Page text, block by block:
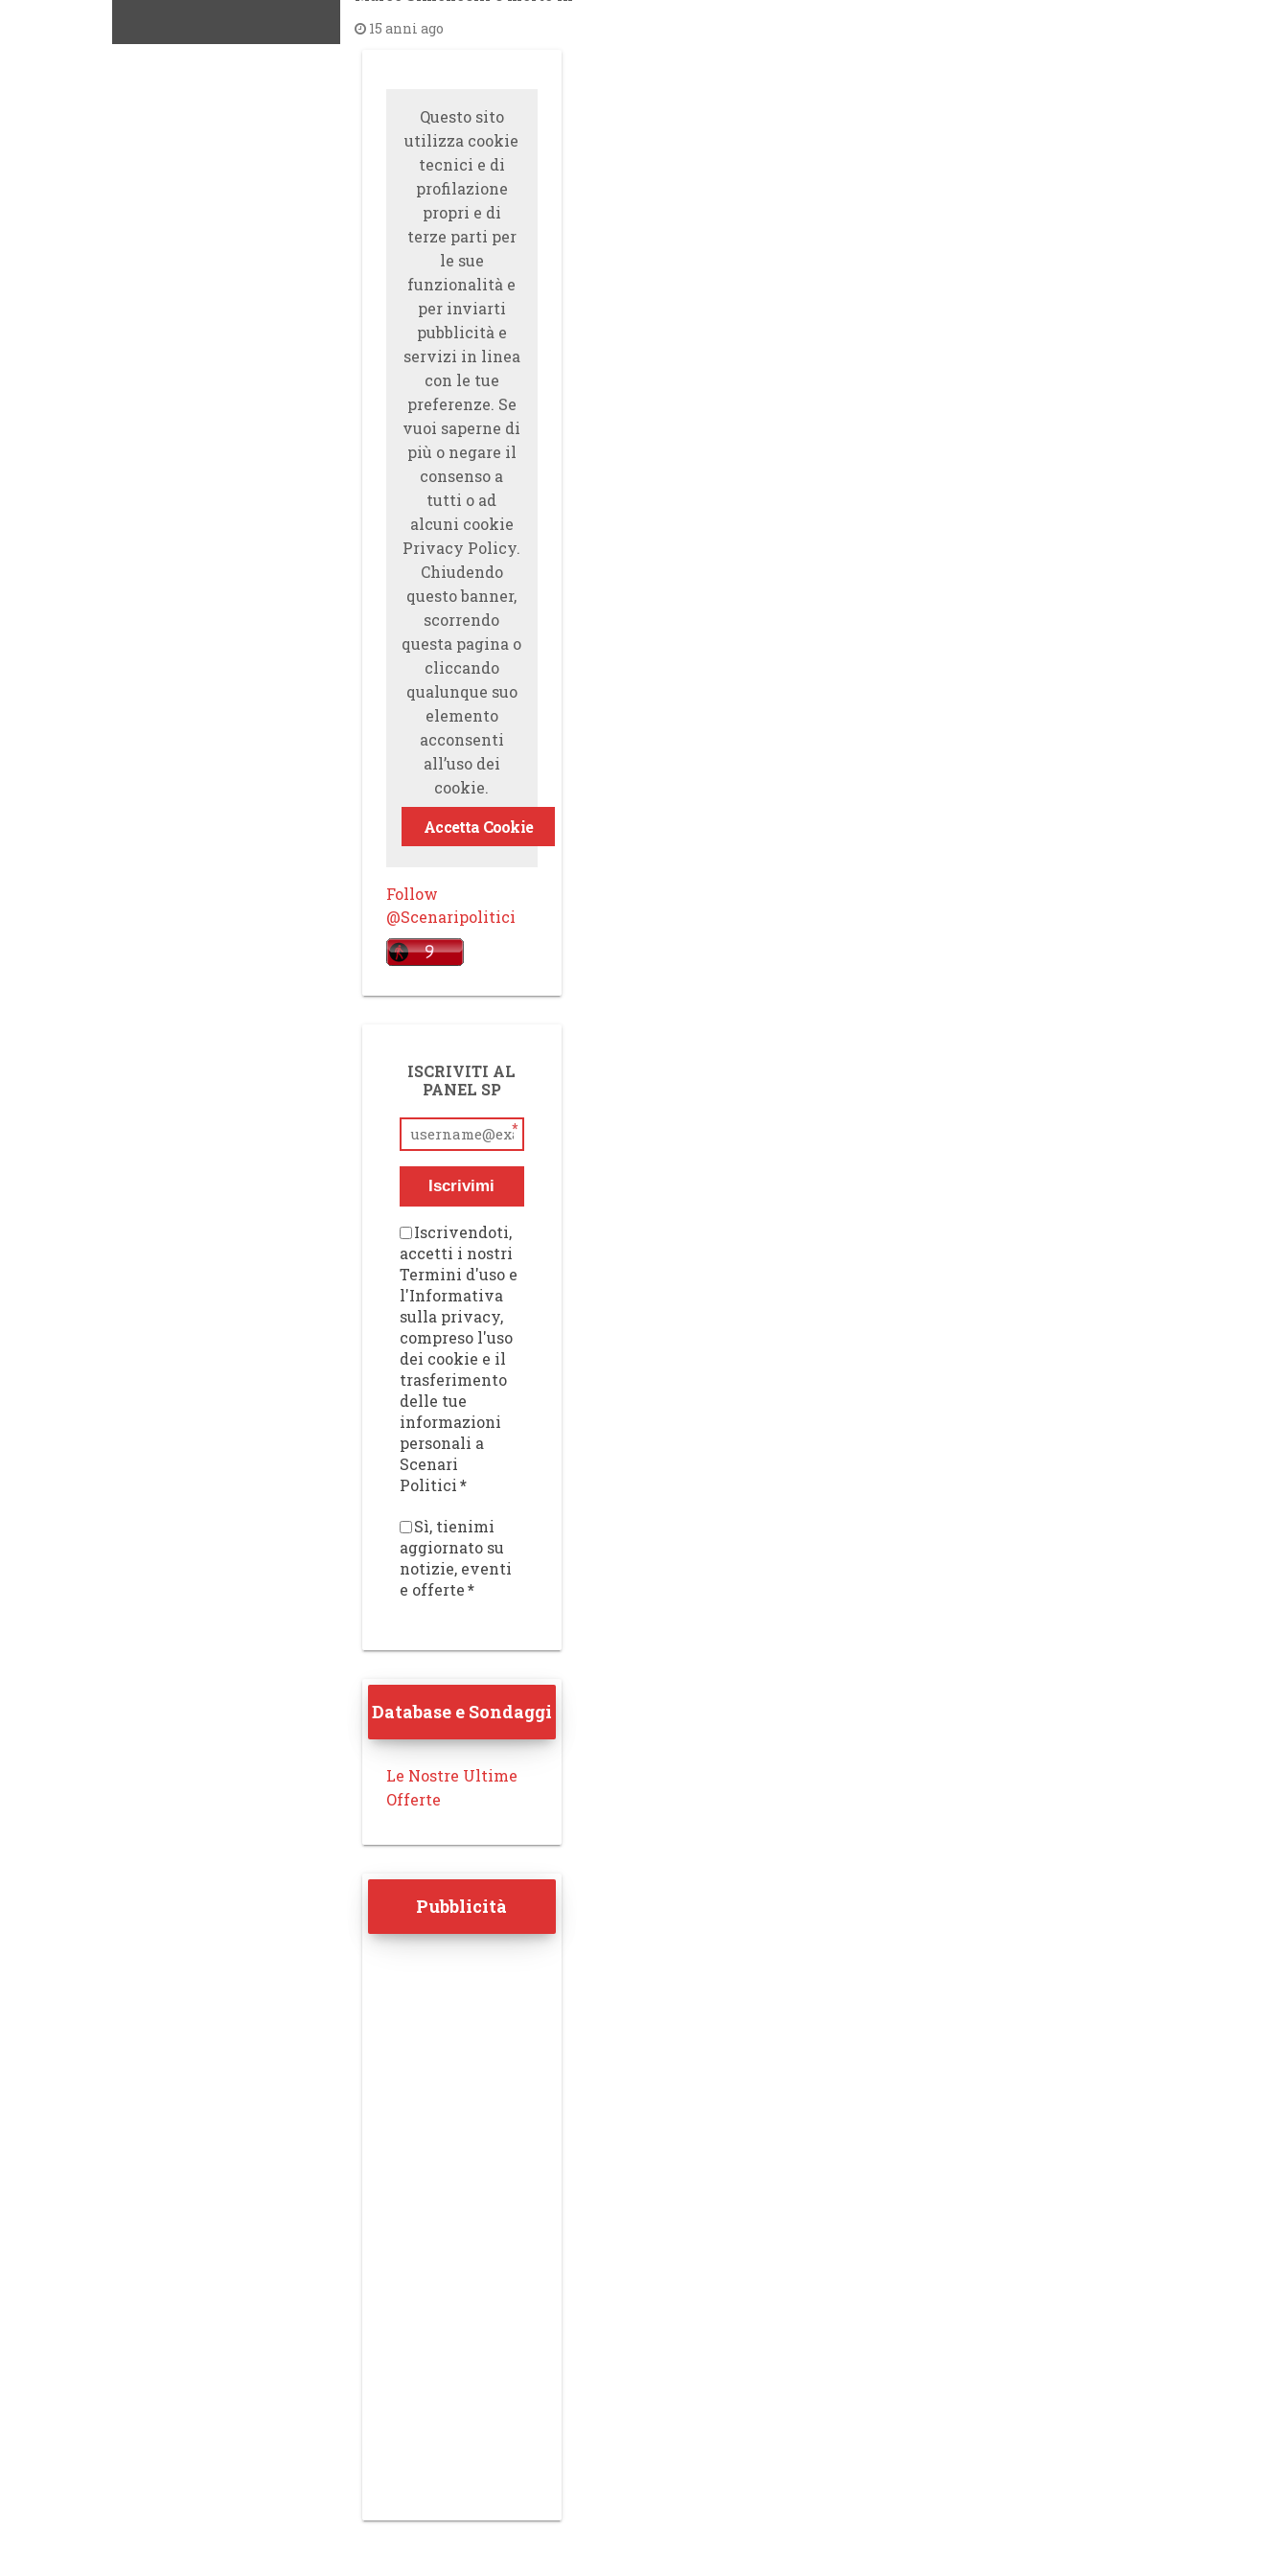
15 anni ago
Questo sito
utilizza cookie
tecnici e di
profilazione
propri e di
terze parti per
le sue
funzionalità e
per inviarti
pubblicità e
servizi in linea
con le tue
preferenze. Se
vuoi saperne di
più o negare il
consenso a
tutti o ad
alcuni cookie
Privacy Policy.
Chiudendo
questo banner,
scorrendo
questa pagina o
cliccando
qualunque suo
elemento
acconsenti
all’uso dei
cookie.
Accetta Cookie
Follow
@Scenaripolitici
ISCRIVITI AL
PANEL SP
*
Iscrivimi
Iscrivendoti,
accetti i nostri
Termini d'uso e
l'Informativa
sulla privacy,
compreso l'uso
dei cookie e il
trasferimento
delle tue
informazioni
personali a
Scenari
Politici*
Sì, tienimi
aggiornato su
notizie, eventi
e offerte*
Database e Sondaggi
Le Nostre Ultime
Offerte
Pubblicità